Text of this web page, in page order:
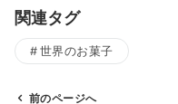
関連タグ
世界のお菓子
前のページへ